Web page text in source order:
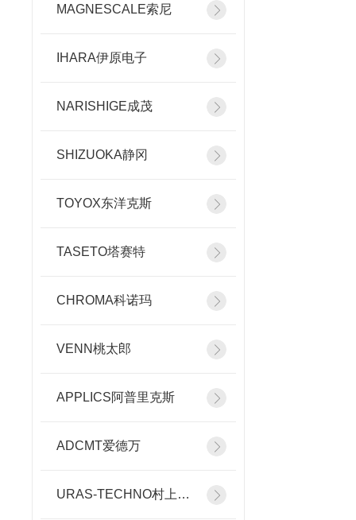
MAGNESCALE索尼
IHARA伊原电子
NARISHIGE成茂
SHIZUOKA静冈
TOYOX东洋克斯
TASETO塔赛特
CHROMA科诺玛
VENN桃太郎
APPLICS阿普里克斯
ADCMT爱德万
URAS-TECHNO村上精机